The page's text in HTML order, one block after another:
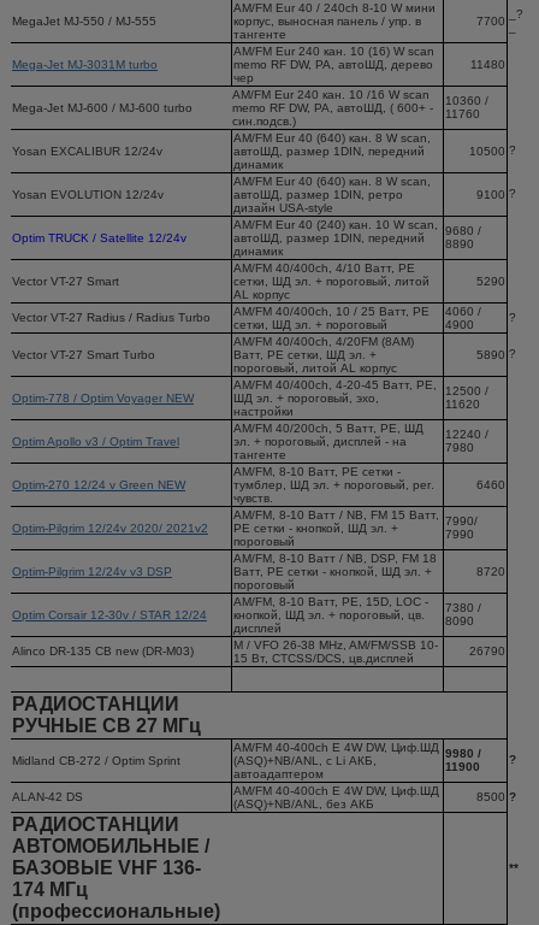
MegaJet MJ-550 / MJ-555
AM/FM Eur 40 / 240ch 8-10 W мини
корпус, выносная панель / упр. в
тангенте
7700
_?
Mega-Jet MJ-3031M turbo
AM/FM Eur 240 кан. 10 (16) W scan
memo RF DW, PA, автоШД, дерево
чер
11480
Mega-Jet MJ-600 / MJ-600 turbo
AM/FM Eur 240 кан. 10 /16 W scan
memo RF DW, PA, автоШД, ( 600+ -
син.подсв.)
10360 /
11760
Yosan EXCALIBUR 12/24v
AM/FM Eur 40 (640) кан. 8 W scan,
автоШД, размер 1DIN, передний
динамик
10500 ?
Yosan EVOLUTION 12/24v
AM/FM Eur 40 (640) кан. 8 W scan,
автоШД, размер 1DIN, ретро
дизайн USA-style
9100 ?
Optim TRUCK / Satellite 12/24v
AM/FM Eur 40 (240) кан. 10 W scan,
автоШД, размер 1DIN, передний
динамик
9680 /
8890
Vector VT-27 Smart
АМ/FM 40/400ch, 4/10 Ватт, РЕ
сетки, ШД эл. + пороговый, литой
AL корпус
5290
Vector VT-27 Radius / Radius Turbo
АМ/FM 40/400ch, 10 / 25 Ватт, РЕ
сетки, ШД эл. + пороговый
4060 /
4900
?
Vector VT-27 Smart Turbo
АМ/FM 40/400ch, 4/20FM (8AM)
Ватт, РЕ сетки, ШД эл. +
пороговый, литой AL корпус
5890 ?
Optim-778 / Optim Voyager NEW
АМ/FM 40/400ch, 4-20-45 Ватт, РЕ,
ШД эл. + пороговый, эхо,
настройки
12500 /
11620
Optim Apollo v3 / Optim Travel
АМ/FM 40/200ch, 5 Ватт, РЕ, ШД
эл. + пороговый, дисплей - на
тангенте
12240 /
7980
Optim-270 12/24 v Green NEW
АМ/FM, 8-10 Ватт, РЕ сетки -
тумблер, ШД эл. + пороговый, рег.
чувств.
6460
Optim-Pilgrim 12/24v 2020/ 2021v2
АМ/FM, 8-10 Ватт / NB, FM 15 Ватт,
РЕ сетки - кнопкой, ШД эл. +
пороговый
7990/
7990
Optim-Pilgrim 12/24v v3 DSP
АМ/FM, 8-10 Ватт / NB, DSP, FM 18
Ватт, РЕ сетки - кнопкой, ШД эл. +
пороговый
8720
Optim Corsair 12-30v / STAR 12/24
АМ/FM, 8-10 Ватт, РЕ, 15D, LOC -
кнопкой, ШД эл. + пороговый, цв.
дисплей
7380 /
8090
Alinco DR-135 CB new (DR-M03)
M / VFO 26-38 MHz, AM/FM/SSB 10-
15 Вт, CTCSS/DCS, цв.дисплей
26790
РАДИОСТАНЦИИ
РУЧНЫЕ СВ 27 МГц
Midland CB-272 / Optim Sprint
AM/FM 40-400ch E 4W DW, Циф.ШД
(ASQ)+NB/ANL, с Li АКБ,
автоадаптером
9980 /
11900
?
ALAN-42 DS
AM/FM 40-400ch E 4W DW, Циф.ШД
(ASQ)+NB/ANL, без АКБ
8500 ?
РАДИОСТАНЦИИ
АВТОМОБИЛЬНЫЕ /
БАЗОВЫЕ VHF 136-
174 МГц
(профессиональные)
**